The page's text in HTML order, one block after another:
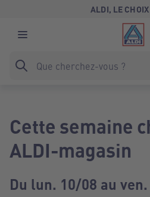
ALDI, LE
Cette semaine
ALDI-magasin
Du lun. 10/08 au